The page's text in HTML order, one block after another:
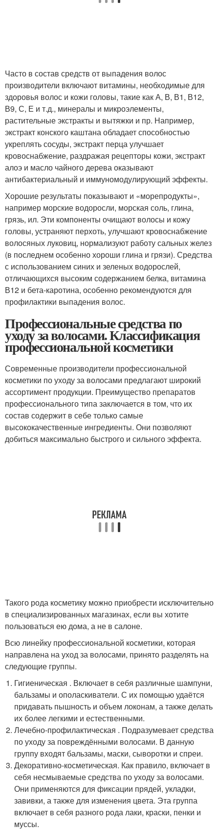
Часто в состав средств от выпадения волос
производители включают витамины, необходимые для
здоровья волос и кожи головы, такие как А, В, В1, В12,
В9, С, Е и т.д., минералы и микроэлементы,
растительные экстракты и вытяжки и пр. Например,
экстракт конского каштана обладает способностью
укреплять сосуды, экстракт перца улучшает
кровоснабжение, раздражая рецепторы кожи, экстракт
алоэ и масло чайного дерева оказывают
антибактериальный и иммуномодулирующий эффекты.
Хорошие результаты показывают и «морепродукты»,
например морские водоросли, морская соль, глина,
грязь, ил. Эти компоненты очищают волосы и кожу
головы, устраняют перхоть, улучшают кровоснабжение
волосяных луковиц, нормализуют работу сальных желез
(в последнем особенно хороши глина и грязи). Средства
с использованием синих и зеленых водорослей,
отличающихся высоким содержанием белка, витамина
В12 и бета-каротина, особенно рекомендуются для
профилактики выпадения волос.
Профессиональные средства по
уходу за волосами. Классификация
профессиональной косметики
Современные производители профессиональной
косметики по уходу за волосами предлагают широкий
ассортимент продукции. Преимущество препаратов
профессионального типа заключается в том, что их
состав содержит в себе только самые
высококачественные ингредиенты. Они позволяют
добиться максимально быстрого и сильного эффекта.
Такого рода косметику можно приобрести исключительно
в специализированных магазинах, если вы хотите
пользоваться ею дома, а не в салоне.
Всю линейку профессиональной косметики, которая
направлена на уход за волосами, принято разделять на
следующие группы.
Гигиеническая . Включает в себя различные шампуни,
бальзамы и ополаскиватели. С их помощью удаётся
придавать пышность и объем локонам, а также делать
их более легкими и естественными.
Лечебно-профилактическая . Подразумевает средства
по уходу за повреждёнными волосами. В данную
группу входят бальзамы, маски, сыворотки и спреи.
Декоративно-косметическая. Как правило, включает в
себя несмываемые средства по уходу за волосами.
Они применяются для фиксации прядей, укладки,
завивки, а также для изменения цвета. Эта группа
включает в себя разного рода лаки, краски, пенки и
муссы.